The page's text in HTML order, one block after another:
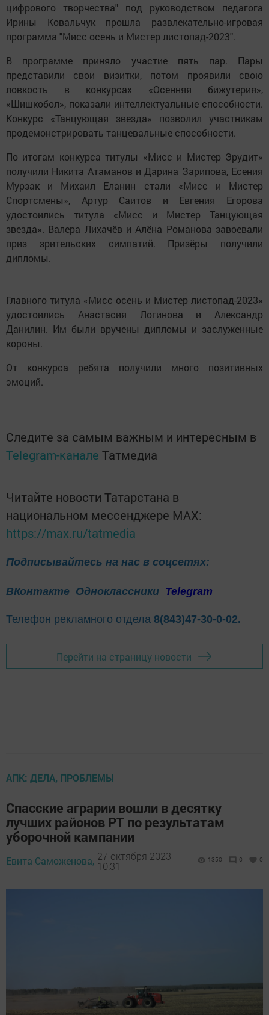
цифрового творчества" под руководством педагога
Ирины Ковальчук прошла развлекательно-игровая
программа "Мисс осень и Мистер листопад-2023".
В программе приняло участие пять пар. Пары
представили свои визитки, потом проявили свою
ловкость в конкурсах «Осенняя бижутерия»,
«Шишкобол», показали интеллектуальные способности.
Конкурс «Танцующая звезда» позволил участникам
продемонстрировать танцевальные способности.
По итогам конкурса титулы «Мисс и Мистер Эрудит»
получили Никита Атаманов и Дарина Зарипова, Есения
Мурзак и Михаил Еланин стали «Мисс и Мистер
Спортсмены», Артур Саитов и Евгения Егорова
удостоились титула «Мисс и Мистер Танцующая
звезда». Валера Лихачёв и Алёна Романова завоевали
приз зрительских симпатий. Призёры получили
дипломы.
Главного титула «Мисс осень и Мистер листопад-2023»
удостоились Анастасия Логинова и Александр
Данилин. Им были вручены дипломы и заслуженные
короны.
От конкурса ребята получили много позитивных
эмоций.
Следите за самым важным и интересным в
Telegram-канале Татмедиа
Читайте новости Татарстана в
национальном мессенджере MАХ:
https://max.ru/tatmedia
Подписывайтесь на нас в соцсетях:
ВКонтакте Одноклассники Telegram
Телефон рекламного отдела 8(843)47-30-0-02.
Перейти на страницу новости
АПК: ДЕЛА, ПРОБЛЕМЫ
Спасские аграрии вошли в десятку
лучших районов РТ по результатам
уборочной кампании
Евита Саможенова, 27 октября 2023 -
10:31
1350 0 0